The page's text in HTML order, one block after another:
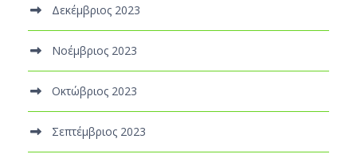
Δεκέμβριος 2023
Νοέμβριος 2023
Οκτώβριος 2023
Σεπτέμβριος 2023